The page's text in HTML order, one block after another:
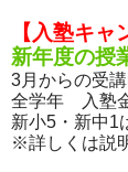
【入塾キャ
新年度の授
3月からの受
全学年 入塾
新小5・新中1
※詳しくは説